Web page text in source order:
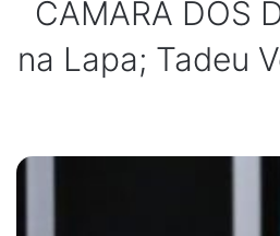
CAMARA DOS
na Lapa; Tadeu